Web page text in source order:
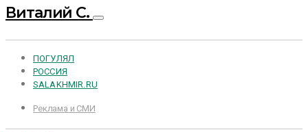
Виталий С.
ПОГУЛЯЛ
РОССИЯ
SALAKHMIR.RU
Реклама и СМИ